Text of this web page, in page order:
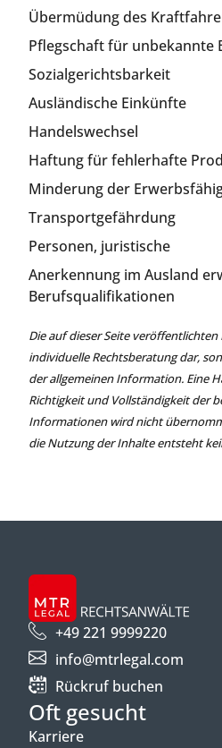
Übermüdung des
Pflegschaft für unbekannte
Sozialgerichtsbarkeit
Ausländische Einkünfte
Handelswechsel
Haftung für fehlerhafte
Minderung der
Transportgefährdung
Personen, juristische
Anerkennung im Ausland
Berufsqualifikationen
Die auf dieser Seite veröffentlichten
individuelle Rechtsberatung dar,
der allgemeinen Information. Eine
Richtigkeit und Vollständigkeit der
Informationen wird nicht
die Nutzung der Inhalte entsteht
+49 221 9999220
info@mtrlegal.com
Rückruf buchen
Oft gesucht
Karriere